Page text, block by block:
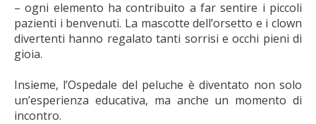
– ogni elemento ha contribuito a far sentire i piccoli
pazienti i benvenuti. La mascotte dell’orsetto e i clown
divertenti hanno regalato tanti sorrisi e occhi pieni di
gioia.
Insieme, l’Ospedale del peluche è diventato non solo
un’esperienza educativa, ma anche un momento di
incontro.